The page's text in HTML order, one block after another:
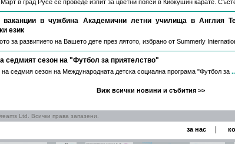
в град Русе се проведе изпит за цветни пояси в Киокушин карате.
ваканции​ в чужбина Академични летни училища в Англия
език
за развитието на Вашето дете през лятото, избрано от Summerly
седмият сезон на "Футбол за приятелство"
седмия сезон на Международната детска социална програма "Футбол за
Виж всички новини и събития >>
Ltd. Всички права запазени.
за нас